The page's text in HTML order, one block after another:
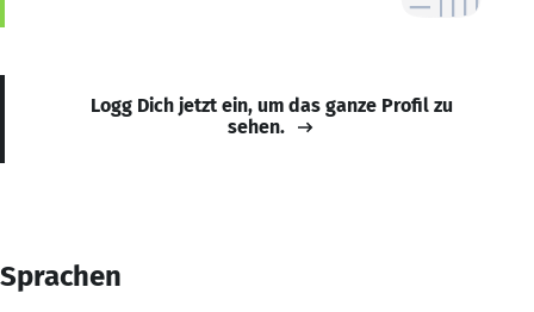
Logg Dich jetzt ein, um das ganze Profil zu
sehen.
Sprachen